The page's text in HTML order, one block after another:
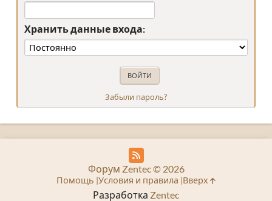
Хранить данные входа:
Забыли пароль?
Разработка Zentec
Форум Zentec © 2026
Помощь Условия и правила Вверх